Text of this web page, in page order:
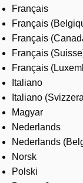
Français
Français
Français
Français
Français
Italiano
Italiano
Magyar
Nederlands
Nederlands
Norsk
Polski